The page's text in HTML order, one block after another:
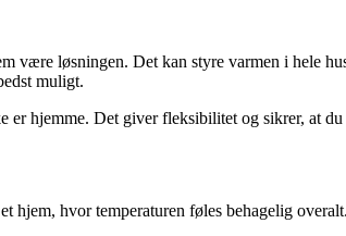
være løsningen. Det kan styre varmen i hele
muligt.
er hjemme. Det giver fleksibilitet og sikrer, at
hvor temperaturen føles behagelig